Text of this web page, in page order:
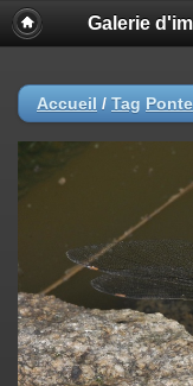
Galerie
Accueil / Tag Ponte